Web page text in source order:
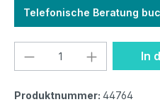
Telefonische Beratung
Produkt Anzahl:In
Produktnummer: 44764